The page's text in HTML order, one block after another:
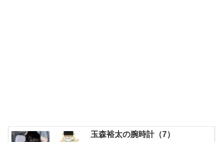
玉森裕太の腕時計（7）